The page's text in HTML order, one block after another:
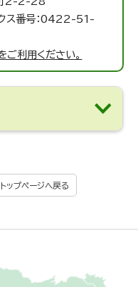
ス番号：0422-51-
ご利用ください。
トップページへ戻る